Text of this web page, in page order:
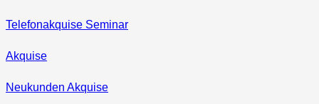
Telefonakquise Seminar
Akquise
Neukunden Akquise